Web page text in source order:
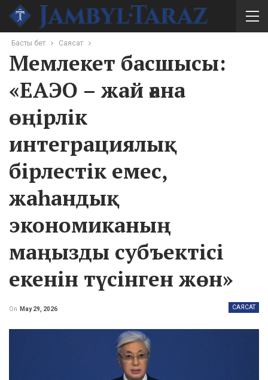
Басты бет Саясат
Мемлекет басшысы:
«ЕАЭО – жай ғана
өңірлік
интеграциялық
бірлестік емес,
жаһандық
экономиканың
маңызды субъектісі
екенін түсінген жөн»
САЯСАТ
On May 29, 2026